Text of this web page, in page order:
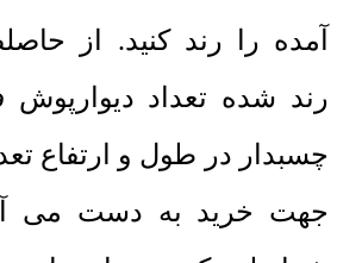
آمده را رند کنید. از
رند شده تعداد
چسبدار در طول و ارتفاع
جهت خرید به دست می